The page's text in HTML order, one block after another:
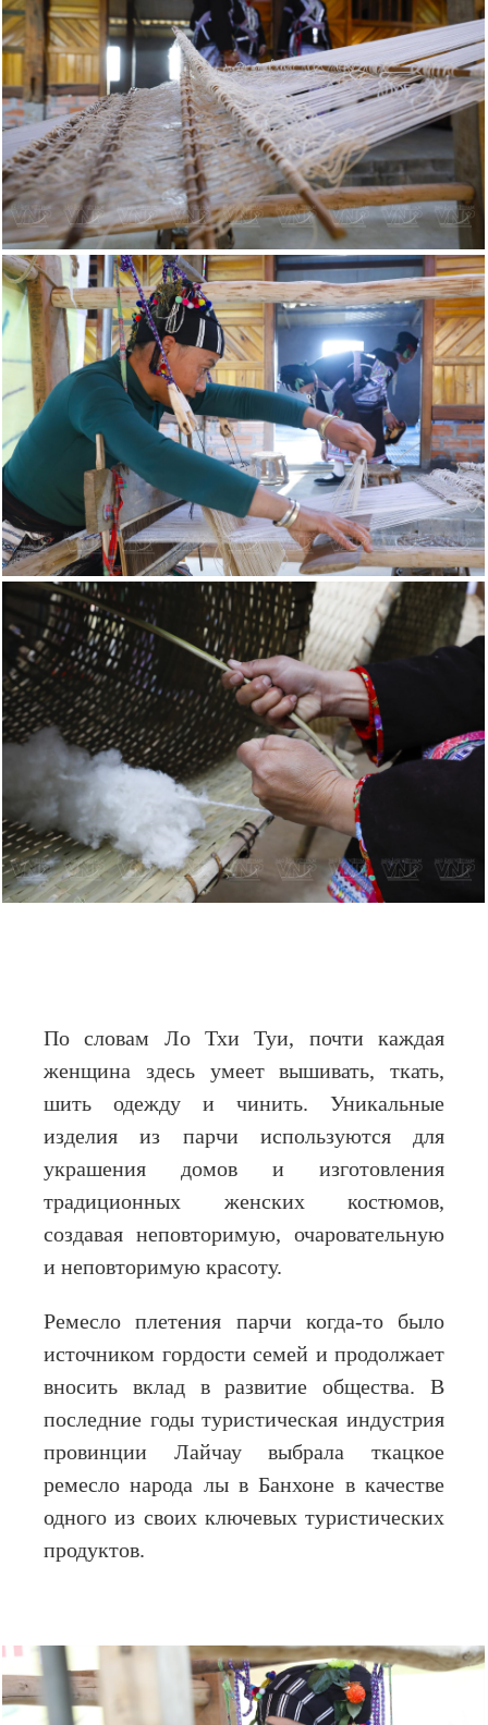
По словам Ло Тхи Туи, почти каждая
женщина здесь умеет вышивать, ткать,
шить одежду и чинить. Уникальные
изделия из парчи используются для
украшения домов и изготовления
традиционных женских костюмов,
создавая неповторимую, очаровательную
и неповторимую красоту.
Ремесло плетения парчи когда-то было
источником гордости семей и продолжает
вносить вклад в развитие общества. В
последние годы туристическая индустрия
провинции Лайчау выбрала ткацкое
ремесло народа лы в Банхоне в качестве
одного из своих ключевых туристических
продуктов.